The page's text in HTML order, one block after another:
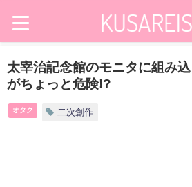
太宰治記念館のモニタに組み
がちょっと危険!?
オタク 二次創作